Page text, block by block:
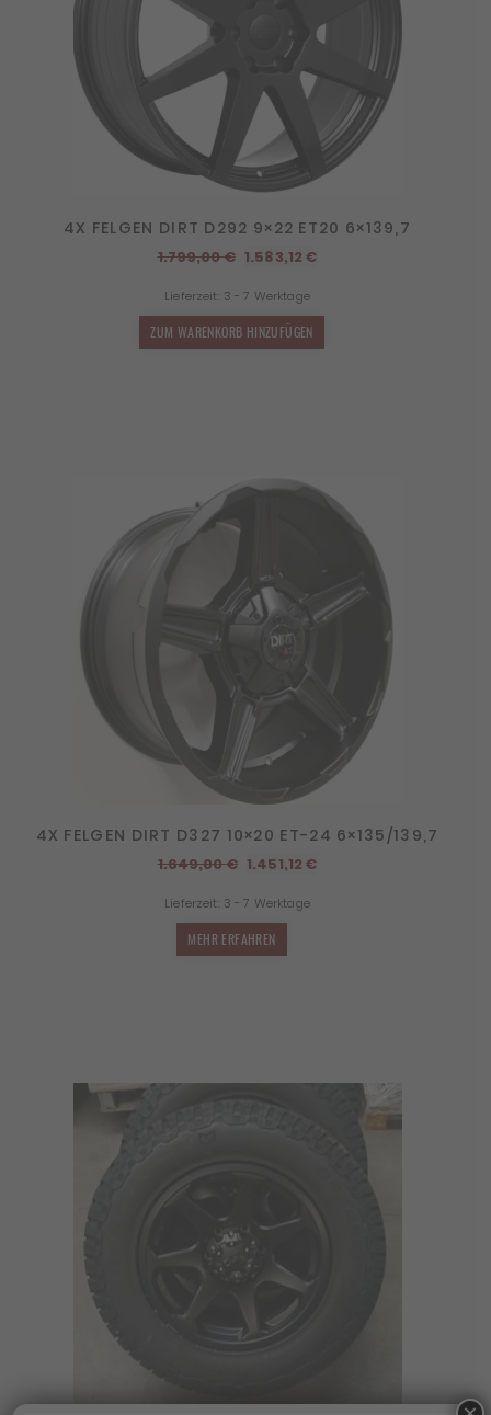
4X FELGEN DIRT D292 9×22 ET20 6×139,7
1.799,00€ Ursprünglicher
war:
1.799,00 €
1.583,12€Aktueller
Lieferzeit: 3 - 7 Werktage
ZUM WARENKORB HINZUFÜGEN
4X FELGEN DIRT D327 10×20 ET-24 6×135/139,7
1.649,00€ Ursprünglicher
war:
1.649,00 €
1.451,12€Aktueller
Lieferzeit: 3 - 7 Werktage
MEHR ERFAHREN